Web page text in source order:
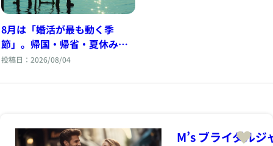
8月は「婚活が最も動く季
節」。帰国・帰省・夏休みが
人生を変えるきっかけになる
性もご入会。丸の内では連
投稿日：2026/08/04
M’s ブライダルジ